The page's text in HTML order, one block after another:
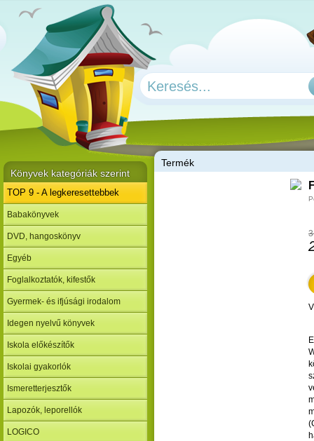
Termék
Könyvek kategóriák szerint
TOP 9 - A legkeresettebbek
Babakönyvek
DVD, hangoskönyv
Egyéb
Foglalkoztatók, kifestők
Gyermek- és ifjúsági irodalom
Idegen nyelvű könyvek
Iskola előkészítők
Iskolai gyakorlók
Ismeretterjesztők
Lapozók, leporellók
LOGICO